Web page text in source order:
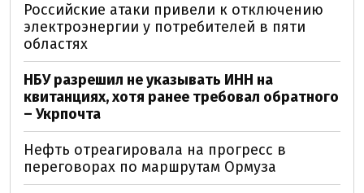
Российские атаки привели к отключению
электроэнергии у потребителей в пяти
областях
НБУ разрешил не указывать ИНН на
квитанциях, хотя ранее требовал обратного
– Укрпочта
Нефть отреагировала на прогресс в
переговорах по маршрутам Ормуза